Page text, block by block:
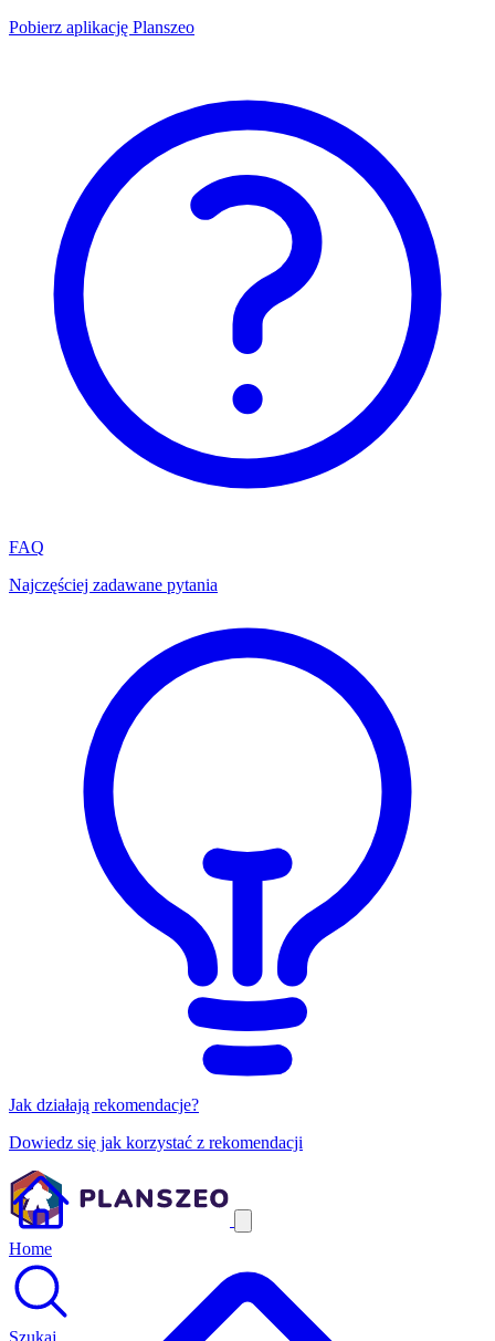
Pobierz aplikację Planszeo
FAQ
Najczęściej zadawane pytania
Jak działają rekomendacje?
Dowiedz się jak korzystać z rekomendacji
Home
Szukaj